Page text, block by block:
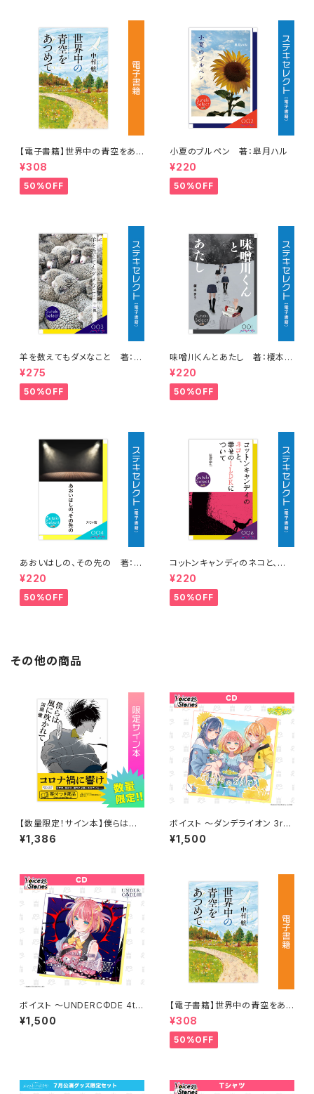
【電子書籍】世界中の青空をあつ
めて 著：中村 航
¥308
50%OFF
小夏のブルペン 著：皐月ハル
¥220
50%OFF
羊を数えてもダメなこと 著：千
楓
¥275
50%OFF
味噌川くんとあたし 著：榎本ま
う
¥220
50%OFF
あおいはしの、その先の 著：ス
ミレ紺
¥220
50%OFF
コットンキャンディのネコと、幸
せの１LDKについて 著：藍澤
李色
¥220
50%OFF
その他の商品
【数量限定！サイン本】僕らは風
に吹かれて 著：河邉徹
¥1,386
ボイスト ～ダンデライオン 3rd
シングル～ CD
¥1,500
ボイスト ～UNDERCΦDE 4th
シングル～ CD
¥1,500
【電子書籍】世界中の青空をあつ
めて 著：中村 航
¥308
50%OFF